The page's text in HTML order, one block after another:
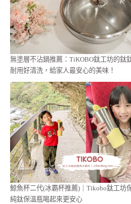
無塗層不沾鍋推薦：TiKOBO鈦工坊的鈦
耐用好清洗，給家人最安心的美味！
鯨魚杯二代(冰霸杯推薦)｜Tikobo鈦工坊
純鈦保溫瓶喝起來更安心